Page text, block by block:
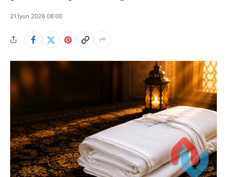
21 İyun 2026 08:00